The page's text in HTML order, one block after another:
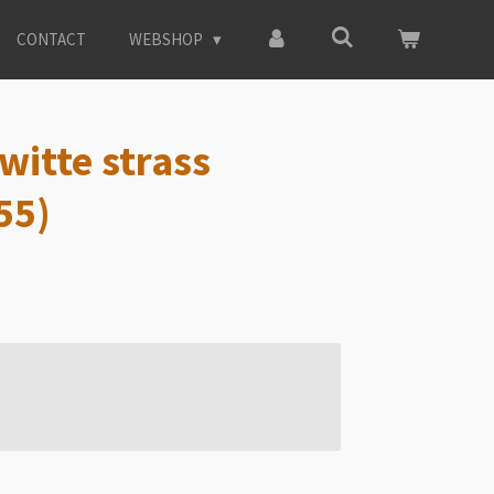
CONTACT WEBSHOP
strass